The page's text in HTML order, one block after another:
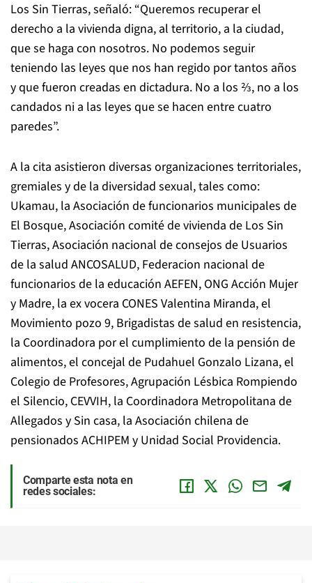
Los Sin Tierras, señaló: “Queremos recuperar el
derecho a la vivienda digna, al territorio, a la ciudad,
que se haga con nosotros. No podemos seguir
teniendo las leyes que nos han regido por tantos años
y que fueron creadas en dictadura. No a los ⅔, no a los
candados ni a las leyes que se hacen entre cuatro
paredes”.
A la cita asistieron diversas organizaciones territoriales,
gremiales y de la diversidad sexual, tales como:
Ukamau, la Asociación de funcionarios municipales de
El Bosque, Asociación comité de vivienda de Los Sin
Tierras, Asociación nacional de consejos de Usuarios
de la salud ANCOSALUD, Federacion nacional de
funcionarios de la educación AEFEN, ONG Acción Mujer
y Madre, la ex vocera CONES Valentina Miranda, el
Movimiento pozo 9, Brigadistas de salud en resistencia,
la Coordinadora por el cumplimiento de la pensión de
alimentos, el concejal de Pudahuel Gonzalo Lizana, el
Colegio de Profesores, Agrupación Lésbica Rompiendo
el Silencio, CEVVIH, la Coordinadora Metropolitana de
Allegados y Sin casa, la Asociación chilena de
pensionados ACHIPEM y Unidad Social Providencia.
Comparte esta nota en
redes sociales: